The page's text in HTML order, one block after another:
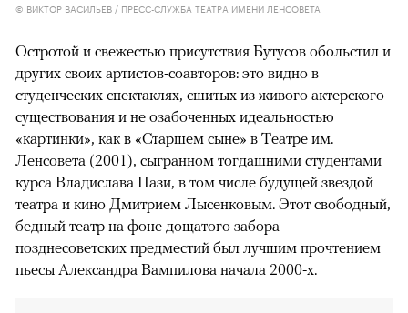
© ВИКТОР ВАСИЛЬЕВ / ПРЕСС-СЛУЖБА ТЕАТРА ИМЕНИ ЛЕНСОВЕТА
Остротой и свежестью присутствия Бутусов обольстил и
других своих артистов-соавторов: это видно в
студенческих спектаклях, сшитых из живого актерского
существования и не озабоченных идеальностью
«картинки», как в «Старшем сыне» в Театре им.
Ленсовета (2001), сыгранном тогдашними студентами
курса Владислава Пази, в том числе будущей звездой
театра и кино Дмитрием Лысенковым. Этот свободный,
бедный театр на фоне дощатого забора
позднесоветских предместий был лучшим прочтением
пьесы Александра Вампилова начала 2000-х.